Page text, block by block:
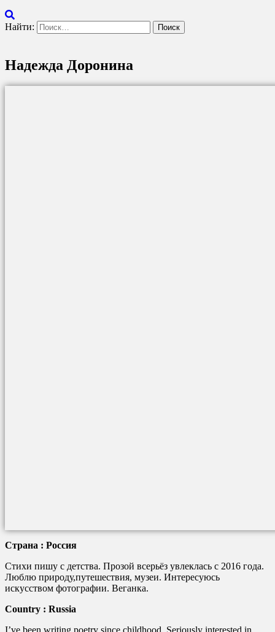
Найти:
Надежда Доронина
Страна : Россия
Cтихи пишу с детства. Прозой всерьёз увлеклась с 2016 года.
Люблю природу,путешествия, музеи. Интересуюсь
искусством фотографии. Веганка.
Country : Russia
I’ve been writing poetry since childhood. Seriously interested in